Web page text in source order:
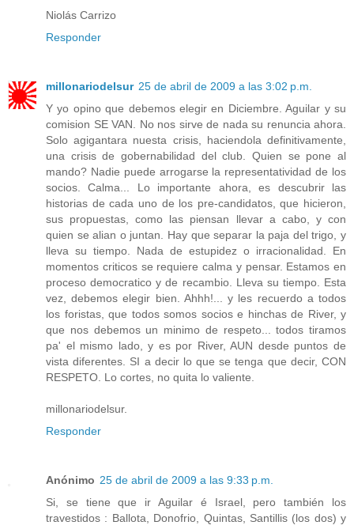
Niolás Carrizo
Responder
millonariodelsur 25 de abril de 2009 a las 3:02 p.m.
Y yo opino que debemos elegir en Diciembre. Aguilar y su
comision SE VAN. No nos sirve de nada su renuncia ahora.
Solo agigantara nuesta crisis, haciendola definitivamente,
una crisis de gobernabilidad del club. Quien se pone al
mando? Nadie puede arrogarse la representatividad de los
socios. Calma... Lo importante ahora, es descubrir las
historias de cada uno de los pre-candidatos, que hicieron,
sus propuestas, como las piensan llevar a cabo, y con
quien se alian o juntan. Hay que separar la paja del trigo, y
lleva su tiempo. Nada de estupidez o irracionalidad. En
momentos criticos se requiere calma y pensar. Estamos en
proceso democratico y de recambio. Lleva su tiempo. Esta
vez, debemos elegir bien. Ahhh!... y les recuerdo a todos
los foristas, que todos somos socios e hinchas de River, y
que nos debemos un minimo de respeto... todos tiramos
pa' el mismo lado, y es por River, AUN desde puntos de
vista diferentes. SI a decir lo que se tenga que decir, CON
RESPETO. Lo cortes, no quita lo valiente.
millonariodelsur.
Responder
Anónimo 25 de abril de 2009 a las 9:33 p.m.
Si, se tiene que ir Aguilar é Israel, pero también los
travestidos : Ballota, Donofrio, Quintas, Santillis (los dos) y